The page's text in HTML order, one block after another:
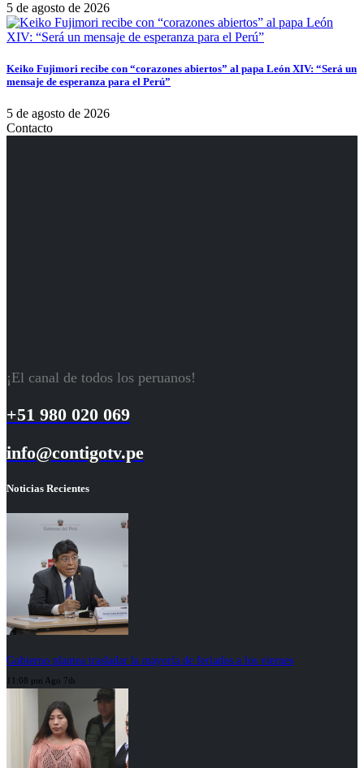
5 de agosto de 2026
Keiko Fujimori recibe con “corazones abiertos” al papa León XIV: “Será un
mensaje de esperanza para el Perú”
5 de agosto de 2026
Contacto
¡El canal de todos los peruanos!
+51 980 020 069
info@contigotv.pe
Noticias Recientes
Gobierno plantea trasladar la mayoría de feriados a los viernes
11:08 pm Ago 7th